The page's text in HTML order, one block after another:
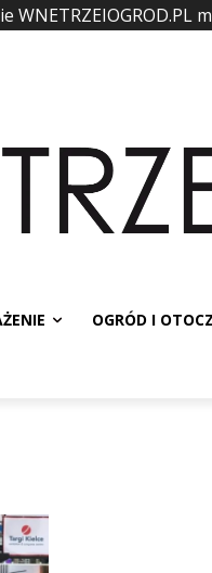
WNETRZEIOGROD.PL
OGRÓD I